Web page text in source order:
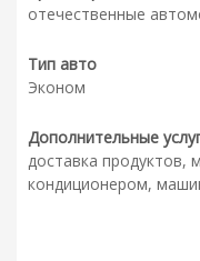
отечественные
Тип авто
Эконом
Дополнительные
доставка продуктов,
кондиционером,